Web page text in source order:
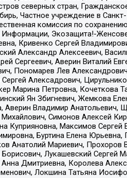
северных стран,
Частное учреждение в
комиссия по
Экозащита!-
Кривенко Сергей
Александр Алексеевич,
Сергеевич, Аверин Виталий
Пономарев Лев
Алексадрович,
Марина Петровна, Кочеткова
Ян Збигневич, Жемкова
Аверин Владимир
Симонов Алексей
Куприяновна, Максимов
Буртина Елена
Анатолий Мариевич,
Лукашевский
Дмитриевна, Королева
Локшина Татьяна